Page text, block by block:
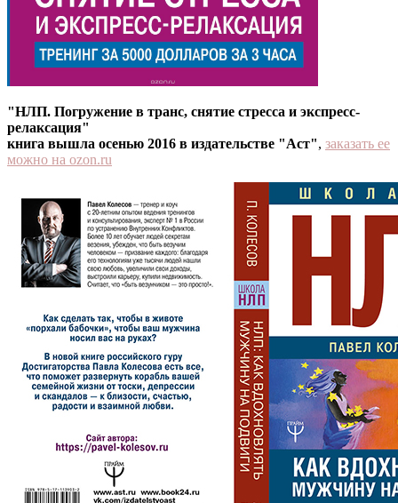
"НЛП. Погружение в транс, снятие стресса и экспресс-
релаксация"
книга вышла осенью 2016 в издательстве "Аст", заказать ее
можно на ozon.ru